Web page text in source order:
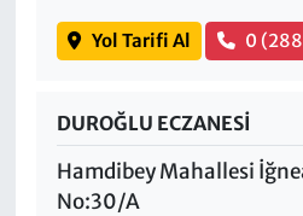
Yol Tarifi Al 0
DUROĞLU ECZANESİ
Hamdibey Mahallesi
No:30/A